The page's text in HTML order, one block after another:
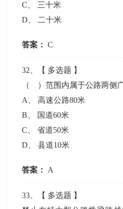
C
三十米
D
二十米
答案： C
32 、【 多选题 】
（ ）范围内属于公路两侧
A
、高速公路80米
B
国道60米
C 、省道50米
D 、县道10米
答案： A
33 、【 多选题 】